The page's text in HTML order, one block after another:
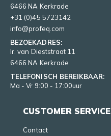
6466 NA Kerkrade
+31 (0)45 5723142
info@profeq.com
BEZOEKADRES:
Ir. van Dieststraat 11
6466 NA Kerkrade
TELEFONISCH BEREIKBAAR:
Ma - Vr 9:00 - 17:00uur
CUSTOMER SERVICE
Contact